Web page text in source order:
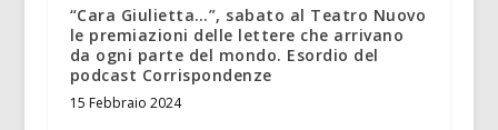
“Cara Giulietta…”, sabato al Teatro Nuovo
le premiazioni delle lettere che arrivano
da ogni parte del mondo. Esordio del
podcast Corrispondenze
15 Febbraio 2024